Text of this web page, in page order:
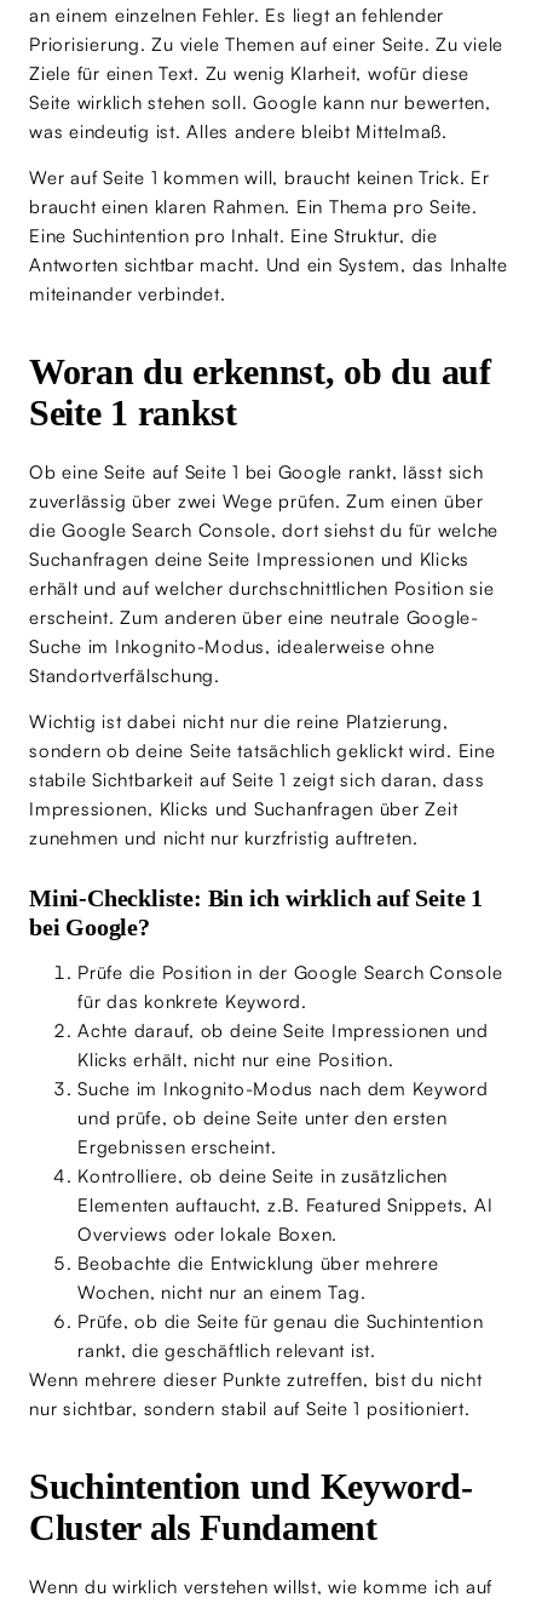
an einem einzelnen Fehler. Es liegt an fehlender
Priorisierung. Zu viele Themen auf einer Seite. Zu viele
Ziele für einen Text. Zu wenig Klarheit, wofür diese
Seite wirklich stehen soll. Google kann nur bewerten,
was eindeutig ist. Alles andere bleibt Mittelmaß.
Wer auf Seite 1 kommen will, braucht keinen Trick. Er
braucht einen klaren Rahmen. Ein Thema pro Seite.
Eine Suchintention pro Inhalt. Eine Struktur, die
Antworten sichtbar macht. Und ein System, das Inhalte
miteinander verbindet.
Woran du erkennst, ob du auf
Seite 1 rankst
Ob eine Seite auf Seite 1 bei Google rankt, lässt sich
zuverlässig über zwei Wege prüfen. Zum einen über
die Google Search Console, dort siehst du für welche
Suchanfragen deine Seite Impressionen und Klicks
erhält und auf welcher durchschnittlichen Position sie
erscheint. Zum anderen über eine neutrale Google-
Suche im Inkognito-Modus, idealerweise ohne
Standortverfälschung.
Wichtig ist dabei nicht nur die reine Platzierung,
sondern ob deine Seite tatsächlich geklickt wird. Eine
stabile Sichtbarkeit auf Seite 1 zeigt sich daran, dass
Impressionen, Klicks und Suchanfragen über Zeit
zunehmen und nicht nur kurzfristig auftreten.
Mini-Checkliste: Bin ich wirklich auf Seite 1
bei Google?
Prüfe die Position in der Google Search Console
für das konkrete Keyword.
Achte darauf, ob deine Seite Impressionen und
Klicks erhält, nicht nur eine Position.
Suche im Inkognito-Modus nach dem Keyword
und prüfe, ob deine Seite unter den ersten
Ergebnissen erscheint.
Kontrolliere, ob deine Seite in zusätzlichen
Elementen auftaucht, z.B. Featured Snippets, AI
Overviews oder lokale Boxen.
Beobachte die Entwicklung über mehrere
Wochen, nicht nur an einem Tag.
Prüfe, ob die Seite für genau die Suchintention
rankt, die geschäftlich relevant ist.
Wenn mehrere dieser Punkte zutreffen, bist du nicht
nur sichtbar, sondern stabil auf Seite 1 positioniert.
Suchintention und Keyword-
Cluster als Fundament
Wenn du wirklich verstehen willst, wie komme ich auf